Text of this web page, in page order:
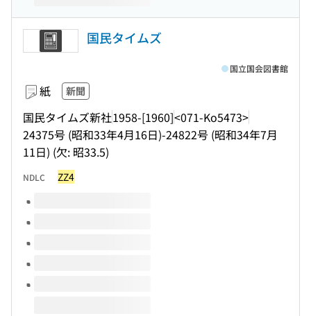
国民タイムズ
紙 新聞
国民タイムズ新社1958-[1960]<071-Ko5473>
24375号 (昭和33年4月16日)-24822号 (昭和34年7月
11日) (欠: 昭33.5)
国立国会図書館
NDLC ZZ4
このタイトルの巻号